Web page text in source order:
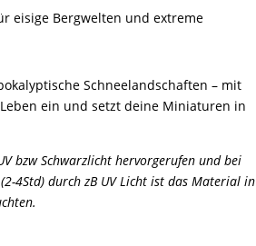
eisige Bergwelten und extreme
Schneelandschaften – mit
ein und setzt deine Miniaturen in
bzw Schwarzlicht hervorgerufen und bei
4Std) durch zB UV Licht ist das Material in